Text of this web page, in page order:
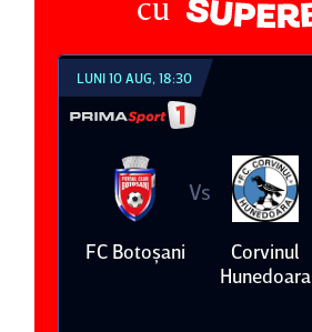
cu
LUNI 10 AUG, 18:30
FC Botoşani
Vs
Corvinul
Hunedoara